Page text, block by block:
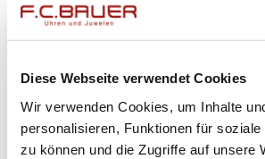
Diese Webseite verwendet Cookies
Wir verwenden Cookies, um Inhalte
personalisieren, Funktionen für soziale
zu können und die Zugriffe auf unsere
ClassicGent gleichermaßen
Anlässen wie zum legeren
Ihre Vielseitigkeit macht sie
Begleiterin für jede
Wenn Qualität auf Stil trifft: